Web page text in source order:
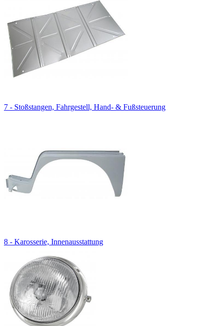
7 - Stoßstangen, Fahrgestell, Hand- & Fußsteuerung
8 - Karosserie, Innenausstattung